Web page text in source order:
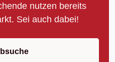
nutzen bereits
Sei auch dabei!